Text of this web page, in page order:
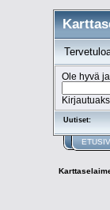
Ole hyvä
Uutiset: